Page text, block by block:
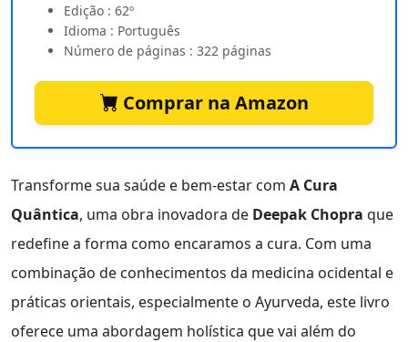
Edição : 62º
Idioma : Português
Número de páginas : 322 páginas
Comprar na Amazon
Transforme sua saúde e bem-estar com A Cura
Quântica, uma obra inovadora de Deepak Chopra que
redefine a forma como encaramos a cura. Com uma
combinação de conhecimentos da medicina ocidental e
práticas orientais, especialmente o Ayurveda, este livro
oferece uma abordagem holística que vai além do